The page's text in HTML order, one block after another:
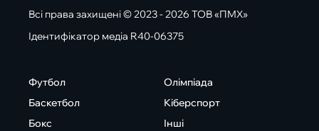
Всі права захищені © 2023 - 2026 ТОВ «ПМХ»
Ідентифікатор медіа R40-06375
Футбол
Баскетбол
Бокс
Олімпіада
Кіберспорт
Інші